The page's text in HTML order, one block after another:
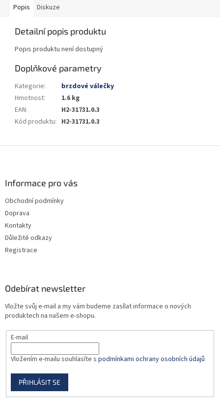
Popis Diskuze
Detailní popis produktu
Popis produktu není dostupný
Doplňkové parametry
Kategorie:
brzdové válečky
Hmotnost:
1.6 kg
EAN:
H2-31731.0.3
Kód produktu: H2-31731.0.3
Informace pro vás
Obchodní podmínky
Doprava
Kontakty
Důležité odkazy
Registrace
Odebírat newsletter
Vložte svůj e-mail a my vám budeme zasílat informace o nových
produktech na našem e-shopu.
E-mail
Vložením e-mailu souhlasíte s podmínkami ochrany osobních údajů
PŘIHLÁSIT SE